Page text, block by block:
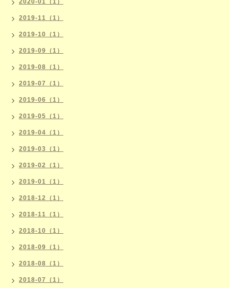
2019-11（1）
2019-10（1）
2019-09（1）
2019-08（1）
2019-07（1）
2019-06（1）
2019-05（1）
2019-04（1）
2019-03（1）
2019-02（1）
2019-01（1）
2018-12（1）
2018-11（1）
2018-10（1）
2018-09（1）
2018-08（1）
2018-07（1）